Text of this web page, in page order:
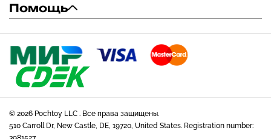
Помощь
© 2026 Pochtoy LLC . Все права защищены.
510 Carroll Dr, New Castle, DE, 19720, United States. Registration number: